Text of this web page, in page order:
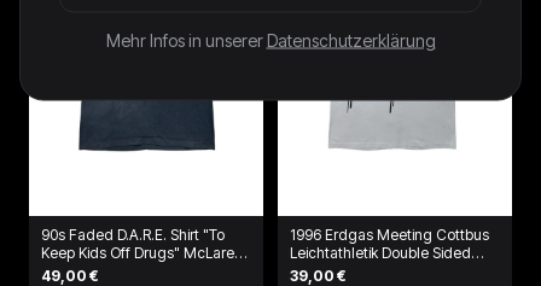
90s Faded D.A.R.E. Shirt "To
Keep Kids Off Drugs" McLaren
Schwarz
49,00 €
1996 Erdgas Meeting Cottbus
Leichtathletik Double Sided
Shirt Weiß
39,00 €
Mehr Infos in unserer Datenschutzerklärung